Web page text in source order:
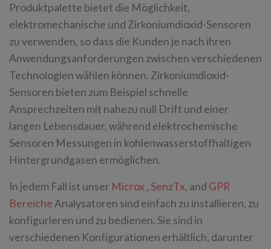
Produktpalette bietet die Möglichkeit,
elektromechanische und Zirkoniumdioxid-Sensoren
zu verwenden, so dass die Kunden je nach ihren
Anwendungsanforderungen zwischen verschiedenen
Technologien wählen können. Zirkoniumdioxid-
Sensoren bieten zum Beispiel schnelle
Ansprechzeiten mit nahezu null Drift und einer
langen Lebensdauer, während elektrochemische
Sensoren Messungen in kohlenwasserstoffhaltigen
Hintergrundgasen ermöglichen.
In jedem Fall ist unser Microx ,SenzTx, and GPR
Bereiche Analysatoren sind einfach zu installieren, zu
konfigurieren und zu bedienen. Sie sind in
verschiedenen Konfigurationen erhältlich, darunter